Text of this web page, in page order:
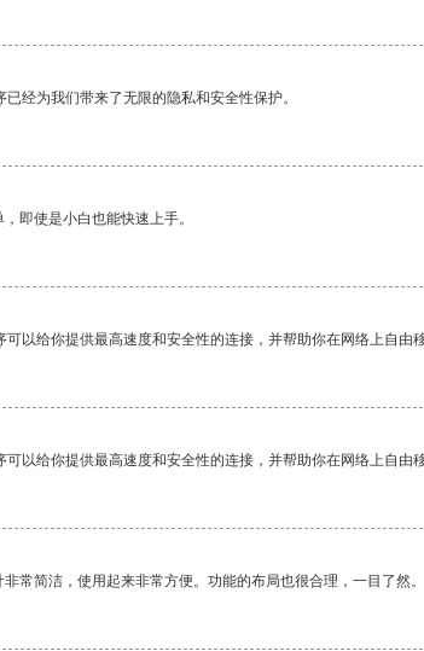
经为我们带来了无限的隐私和安全性保护。
即使是小白也能快速上手。
以给你提供最高速度和安全性的连接，并帮助你在网络上自由移
以给你提供最高速度和安全性的连接，并帮助你在网络上自由移
常简洁，使用起来非常方便。功能的布局也很合理，一目了然。